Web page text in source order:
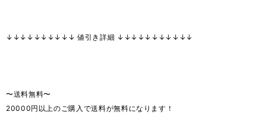
↓↓↓↓↓↓↓↓↓↓ 値引き詳細 ↓↓↓↓↓↓↓↓↓↓↓
〜送料無料〜
20000円以上のご購入で送料が無料になります！